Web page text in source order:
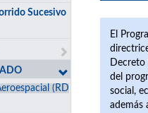
Sucesivo
(RD
El
del
social,
además